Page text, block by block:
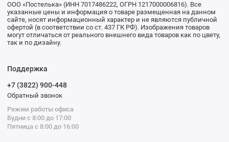
ООО «Постелька» (ИНН 7017486222, ОГРН 1217000006816). Все
указанные цены и информация о товаре размещенная на данном
сайте, носят информационный характер и не являются публичной
офертой (в соответствии со ст. 437 ГК РФ). Изображения товаров
могут отличаться от реального внешнего вида товаров как по цвету,
так и по дизайну.
Поддержка
+7 (3822) 900-448
Обратный звонок
Режим работы офиса
Будни с 8:00 до 17:00
Пятница с 8:00 до 16:00